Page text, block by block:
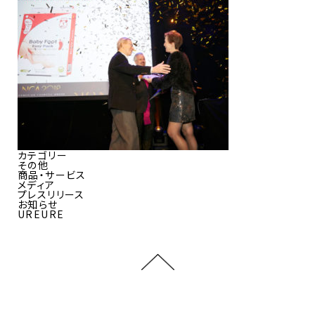
カテゴリー
その他
商品・サービス
メディア
プレスリリース
お知らせ
UREURE